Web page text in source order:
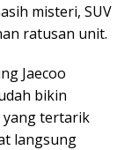
misteri, SUV
ratusan unit.
Jaecoo
bikin
yang tertarik
langsung